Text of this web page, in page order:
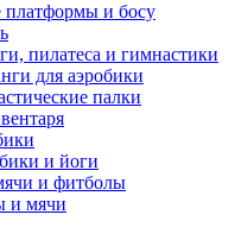
платформы и босу
пилатеса и гимнастики
для аэробики
палки
и йоги
и фитболы
и мячи